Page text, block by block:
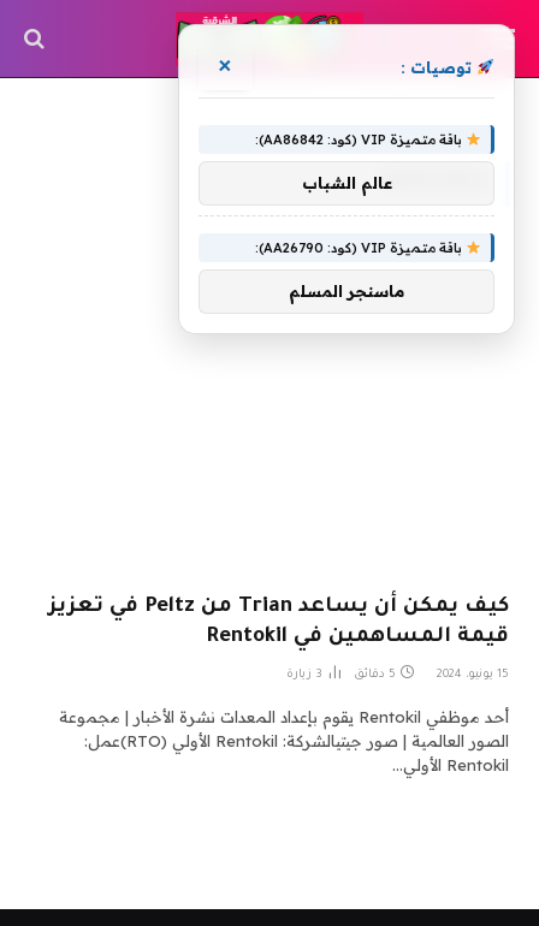
RENTOKIL
كيف يمكن أن يساعد Trian من Peltz في تعزيز
قيمة المساهمين في Rentokil
15 يونيو، 2024 5 دقائق 3 زيارة
أحد موظفي Rentokil يقوم بإعداد المعدات نشرة الأخبار | مجموعة
الصور العالمية | صور جيتيالشركة: Rentokil الأولي (RTO)عمل:
Rentokil الأولي…
توصيات : ×
باقة متميزة VIP (كود: AA86842):
عالم الشباب
باقة متميزة VIP (كود: AA26790):
ماسنجر المسلم